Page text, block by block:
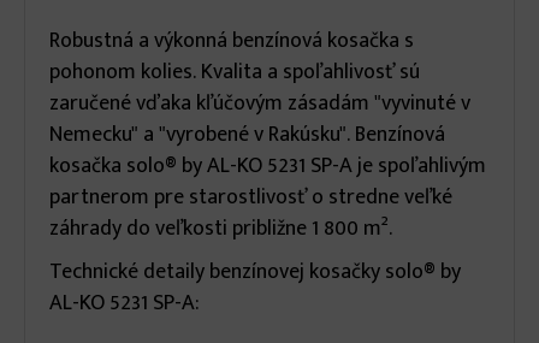
Robustná a výkonná benzínová kosačka s
pohonom kolies. Kvalita a spoľahlivosť sú
zaručené vďaka kľúčovým zásadám "vyvinuté v
Nemecku" a "vyrobené v Rakúsku". Benzínová
kosačka solo® by AL-KO 5231 SP-A je spoľahlivým
partnerom pre starostlivosť o stredne veľké
záhrady do veľkosti približne 1 800 m².
Technické detaily benzínovej kosačky solo® by
AL-KO 5231 SP-A: